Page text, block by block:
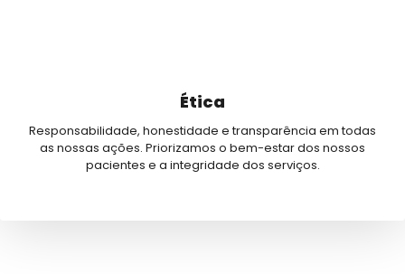
Ética
Responsabilidade, honestidade e transparência em todas
as nossas ações. Priorizamos o bem-estar dos nossos
pacientes e a integridade dos serviços.